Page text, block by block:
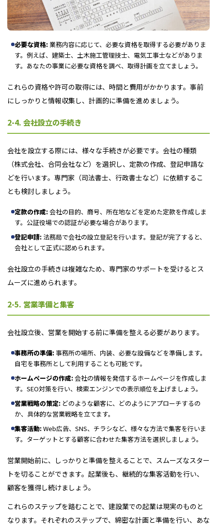
必要な資格: 業務内容に応じて、必要な資格を取得する必要がありま
す。例えば、建築士、土木施工管理技士、電気工事士などがありま
す。あなたの事業に必要な資格を調べ、取得計画を立てましょう。
これらの資格や許可の取得には、時間と費用がかかります。事前
にしっかりと情報収集し、計画的に準備を進めましょう。
2-4. 会社設立の手続き
会社を設立する際には、様々な手続きが必要です。会社の種類
（株式会社、合同会社など）を選択し、定款の作成、登記申請な
どを行います。専門家（司法書士、行政書士など）に依頼するこ
とも検討しましょう。
定款の作成:会社の目的、商号、所在地などを定めた定款を作成しま
す。公証役場での認証が必要な場合があります。
登記申請: 法務局で会社の設立登記を行います。登記が完了すると、
会社として正式に認められます。
会社設立の手続きは複雑なため、専門家のサポートを受けるとス
ムーズに進められます。
2-5. 営業準備と集客
会社設立後、営業を開始する前に準備を整える必要があります。
事務所の準備:事務所の場所、内装、必要な設備などを準備します。
自宅を事務所として利用することも可能です。
ホームページの作成:会社の情報を発信するホームページを作成しま
す。SEO対策を行い、検索エンジンでの表示順位を上げましょう。
営業戦略の策定: どのような顧客に、どのようにアプローチするの
か、具体的な営業戦略を立てます。
集客活動:Web広告、SNS、チラシなど、様々な方法で集客を行いま
す。ターゲットとする顧客に合わせた集客方法を選択しましょう。
営業開始前に、しっかりと準備を整えることで、スムーズなスター
トを切ることができます。起業後も、継続的な集客活動を行い、
顧客を獲得し続けましょう。
これらのステップを踏むことで、建設業での起業は現実のものと
なります。それぞれのステップで、綿密な計画と準備を行い、あな